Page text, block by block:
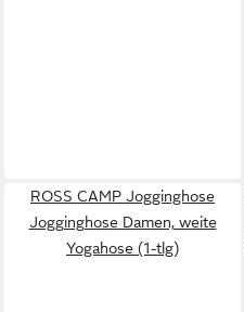
ROSS CAMP Jogginghose
Jogginghose Damen, weite
Yogahose (1-tlg)